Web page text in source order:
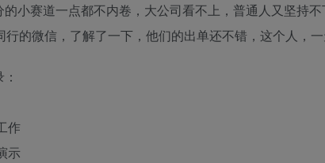
小赛道一点都不内卷，大公司看不上，普通人又坚持
行的微信，了解了一下，他们的出单还不错，这个人，
作
示